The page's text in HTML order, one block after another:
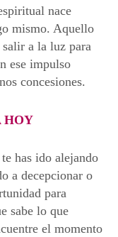
nace
mismo. Aquello
a la luz para
ese impulso
concesiones.
HOY
has ido alejando
a decepcionar o
para
sabe lo que
el momento